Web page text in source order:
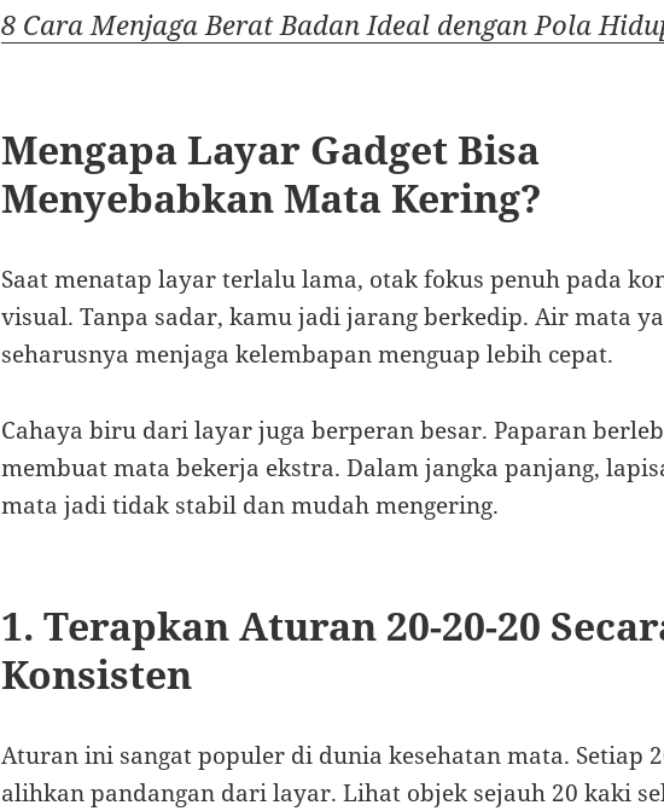
8 Cara Menjaga Berat Badan Ideal dengan Pola
Mengapa Layar Gadget Bisa
Menyebabkan Mata Kering?
Saat menatap layar terlalu lama, otak fokus penuh pada
visual. Tanpa sadar, kamu jadi jarang berkedip. Air mata
seharusnya menjaga kelembapan menguap lebih cepat.
Cahaya biru dari layar juga berperan besar. Paparan
membuat mata bekerja ekstra. Dalam jangka panjang,
mata jadi tidak stabil dan mudah mengering.
1. Terapkan Aturan 20-20-20
Konsisten
Aturan ini sangat populer di dunia kesehatan mata. Setiap
alihkan pandangan dari layar. Lihat objek sejauh 20 kaki